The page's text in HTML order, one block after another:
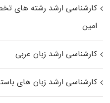
کارشناسی ارشد رﺷﺘﻪ ﻫﺎی
اﻣﻴﻦ
کارشناسی ارشد زبان عربی
کارشناسی ارشد زبان‌ های